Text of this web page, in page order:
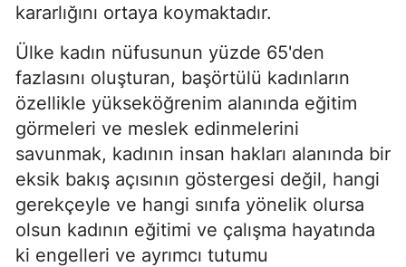
kararlığını ortaya koymaktadır.
Ülke kadın nüfusunun yüzde 65'den
fazlasını oluşturan, başörtülü kadınların
özellikle yükseköğrenim alanında eğitim
görmeleri ve meslek edinmelerini
savunmak, kadının insan hakları alanında bir
eksik bakış açısının göstergesi değil, hangi
gerekçeyle ve hangi sınıfa yönelik olursa
olsun kadının eğitimi ve çalışma hayatında
ki engelleri ve ayrımcı tutumu